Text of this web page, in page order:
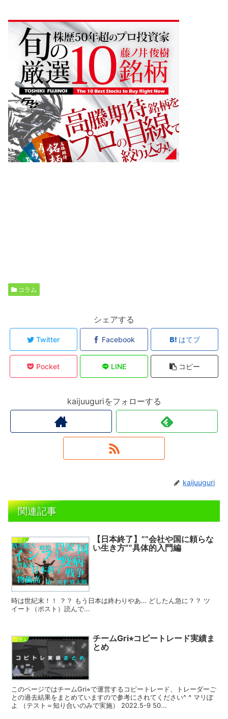
コラム
シェアする
Twitter Facebook はてブ
Pocket LINE コピー
kaijuuguriをフォローする
kaijuuguri
関連記事
コラム
【日本終了】””会社や国に頼らな
い生き方””具体的入門編
時は世紀末！！ ？？ もう日本は終わりやあ… どしたん急に？？ ツ
イート（ポスト）読んで...
コラム
チームGri⭐︎コピートレード実績ま
とめ
このページではチームGri⭐︎で運営するコピートレード、トレーダーご
との過去結果をまとめていますので参考にされてください^ ^ マリぽ
よ （テスト＝知り合いのみで実施） 2022.5-9 50...